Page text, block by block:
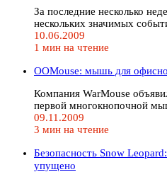
За последние несколько
нескольких значимых
10.06.2009
1 мин на чтение
OOMouse: мышь для
Компания WarMouse
первой многокнопочной
09.11.2009
3 мин на чтение
Безопасность Snow
упущено